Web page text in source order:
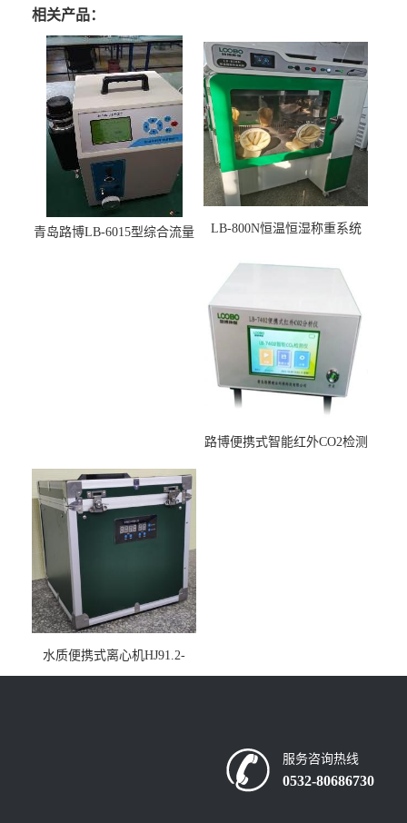
相关产品：
青岛路博LB-6015型综合流量
LB-800N恒温恒湿称重系统
路博便携式智能红外CO2检测
水质便携式离心机HJ91.2-
2022地表水总磷监测内置有
服务咨询热线
0532-80686730